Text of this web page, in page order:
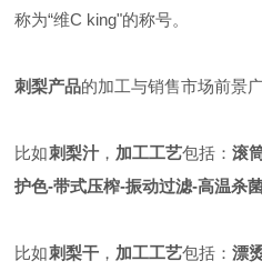
称为“维C king"的称号。
刺梨产品的加工与销售市场前景广
比如刺梨汁， 加工工艺包括： 滚
护色-带式压榨-振动过滤-高温杀
比如刺梨干， 加工工艺包括： 漂